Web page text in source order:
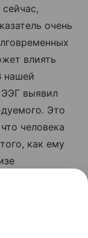
очень
влиять
нашей
ЭЭГ выявил
Это
человека
как ему